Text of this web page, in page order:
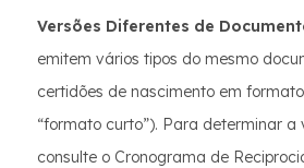
Versões Diferentes de
emitem vários tipos do mesmo
certidões de nascimento em formato
“formato curto”). Para determinar a
consulte o Cronograma de